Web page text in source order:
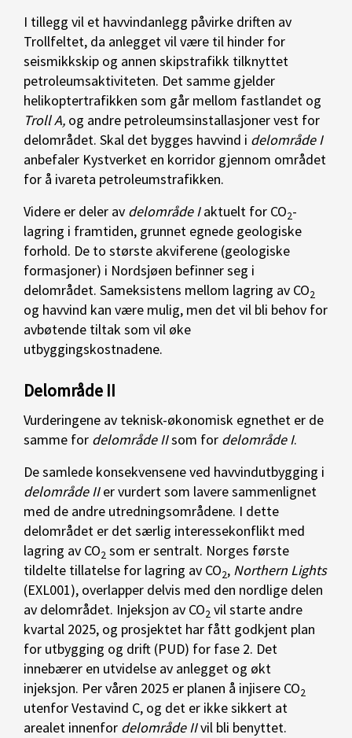
I tillegg vil et havvindanlegg påvirke driften av
Trollfeltet, da anlegget vil være til hinder for
seismikkskip og annen skipstrafikk tilknyttet
petroleumsaktiviteten. Det samme gjelder
helikoptertrafikken som går mellom fastlandet og
Troll A, og andre petroleumsinstallasjoner vest for
delområdet. Skal det bygges havvind i delområde I
anbefaler Kystverket en korridor gjennom området
for å ivareta petroleumstrafikken.
Videre er deler av delområde Iaktuelt for CO2-
lagring i framtiden, grunnet egnede geologiske
forhold. De to største akviferene (geologiske
formasjoner) i Nordsjøen befinner seg i
delområdet. Sameksistens mellom lagring av CO2
og havvind kan være mulig, men det vil bli behov for
avbøtende tiltak som vil øke
utbyggingskostnadene.
Delområde II
Vurderingene av teknisk-økonomisk egnethet er de
samme for delområde IIsom for delområde I.
De samlede konsekvensene ved havvindutbygging i
delområde IIer vurdert som lavere sammenlignet
med de andre utredningsområdene. I dette
delområdet er det særlig interessekonflikt med
lagring av CO2 som er sentralt. Norges første
tildelte tillatelse for lagring av CO2, Northern Lights
(EXL001), overlapper delvis med den nordlige delen
av delområdet. Injeksjon av CO2 vil starte andre
kvartal 2025, og prosjektet har fått godkjent plan
for utbygging og drift (PUD) for fase 2. Det
innebærer en utvidelse av anlegget og økt
injeksjon. Per våren 2025 er planen å injisere CO2
utenfor Vestavind C, og det er ikke sikkert at
arealet innenfor delområde IIvil bli benyttet.